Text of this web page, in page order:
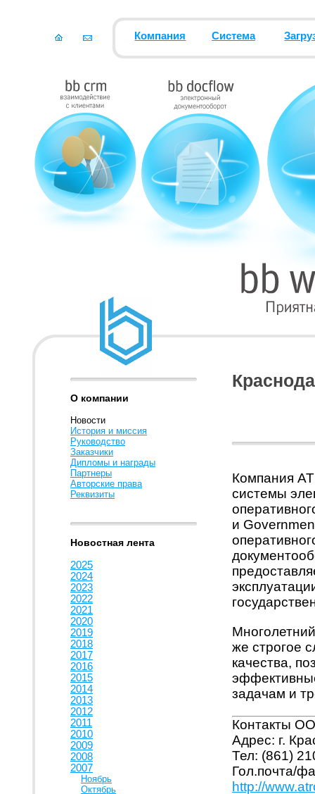
Компания Система
О компании
Новости
История и миссия
Руководство
Заказчики
Дипломы и награды
Партнеры
Авторские права
Реквизиты
Новостная лента
2025
2024
2023
2022
2021
2020
2019
2018
2017
2016
2015
2014
2013
2012
2011
2010
2009
2008
2007
Ноябрь
Октябрь
Компания
системы
и
же строгое
качества,
задачам и
Контакты
Адрес: г.
Тел: (861)
Гол.почта/
http://